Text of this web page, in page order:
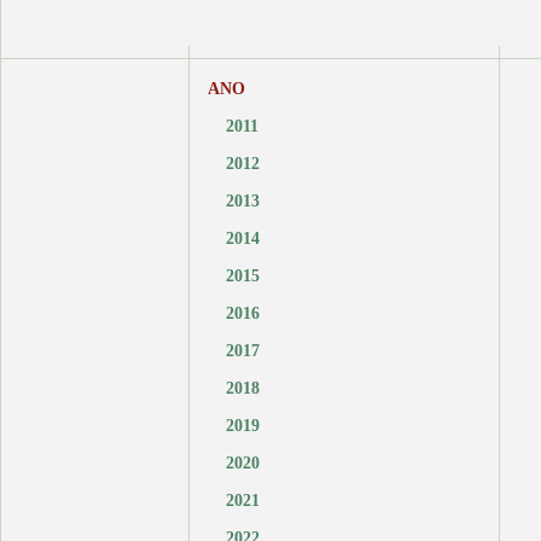
ANO
2011
2012
2013
2014
2015
2016
2017
2018
2019
2020
2021